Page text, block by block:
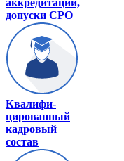
аккредитации,
допуски СРО
Квалифи-
цированный
кадровый
состав